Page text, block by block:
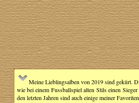
Meine Lieblingsalben von 2019 sind gekürt.
wie bei einem Fussballspiel alten Stils einen
den letzten Jahren sind auch einige meiner